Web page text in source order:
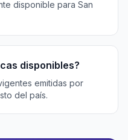
disponible para San
disponibles?
emitidas por
del país.